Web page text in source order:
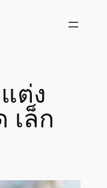
ต่ง
เล็ก